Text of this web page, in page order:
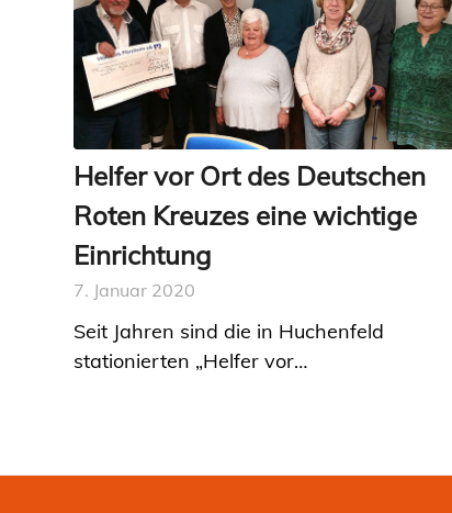
Helfer vor Ort des Deutschen
Roten Kreuzes eine wichtige
Einrichtung
7. Januar 2020
Seit Jahren sind die in Huchenfeld
stationierten „Helfer vor…